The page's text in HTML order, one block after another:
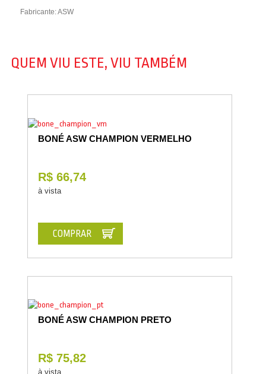
Fabricante: ASW
QUEM VIU ESTE, VIU TAMBÉM
BONÉ ASW CHAMPION VERMELHO
R$ 66,74
à vista
COMPRAR
BONÉ ASW CHAMPION PRETO
R$ 75,82
à vista